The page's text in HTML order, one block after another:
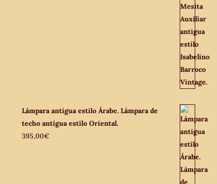
Lámpara antigua estilo Árabe. Lámpara de
techo antigua estilo Oriental.
395,00€